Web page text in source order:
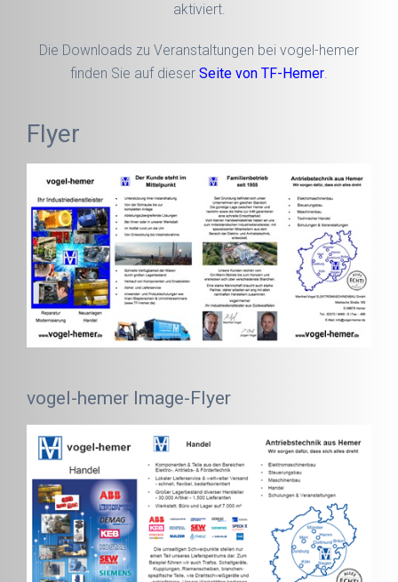
aktiviert.
Die Downloads zu Veranstaltungen bei vogel-hemer
finden Sie auf dieser Seite von TF-Hemer.
Flyer
vogel-hemer Image-Flyer